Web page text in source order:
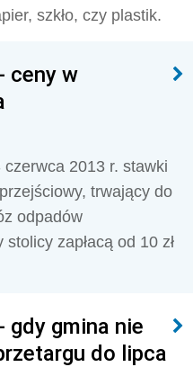
szkło, czy plastik.
ceny w
czerwca 2013 r. stawki
trwający do
odpadów
zapłacą od 10 zł
gdy gmina nie
do lipca